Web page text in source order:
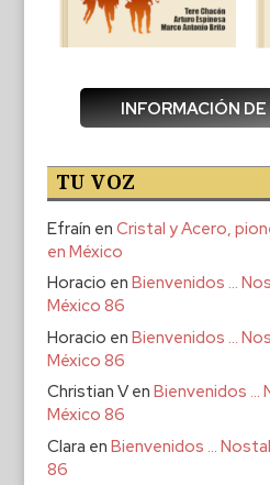
INFORMACIÓN
TU VOZ
Efraín en Cristal y Acero,
en México
Horacio en Bienvenidos …
México 86
Horacio en Bienvenidos …
México 86
Christian Ven Bienvenidos …
México 86
Clara en Bienvenidos …
86